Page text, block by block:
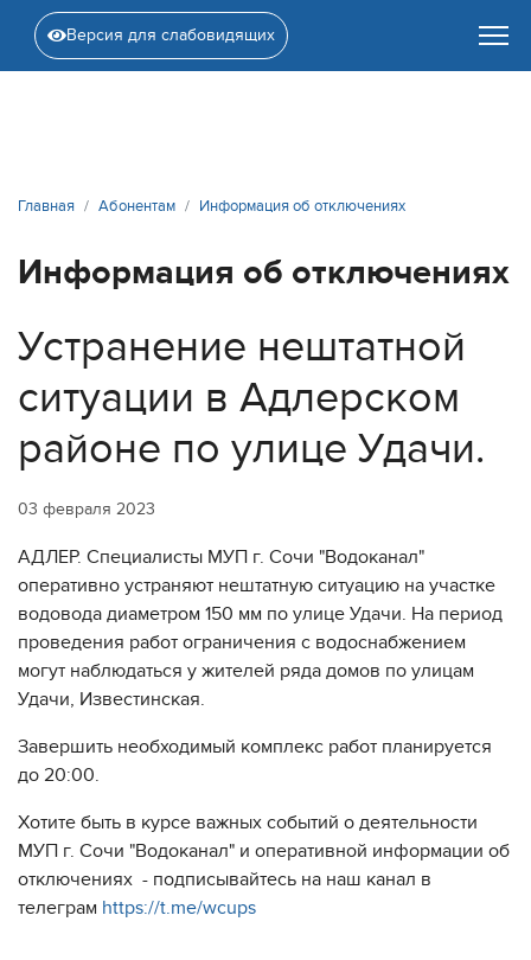
Версия для слабовидящих
Главная Абонентам Информация об отключениях
Информация об отключениях
Устранение нештатной
ситуации в Адлерском
районе по улице Удачи.
03 февраля 2023
АДЛЕР. Специалисты МУП г. Сочи "Водоканал"
оперативно устраняют нештатную ситуацию на участке
водовода диаметром 150 мм по улице Удачи. На период
проведения работ ограничения с водоснабжением
могут наблюдаться у жителей ряда домов по улицам
Удачи, Известинская.
Завершить необходимый комплекс работ планируется
до 20:00.
Хотите быть в курсе важных событий о деятельности
МУП г. Сочи "Водоканал" и оперативной информации об
отключениях - подписывайтесь на наш канал в
телеграм https://t.me/wcups